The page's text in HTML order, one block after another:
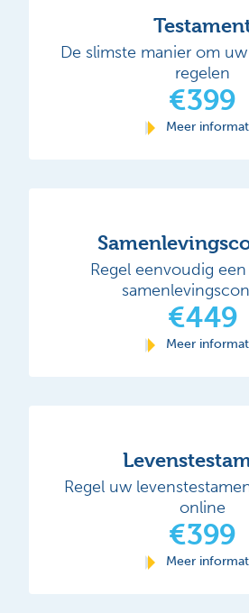
De slimste manier om
regelen
€399
Meer
Regel eenvoudig
€449
Meer
Regel uw
online
€399
Meer